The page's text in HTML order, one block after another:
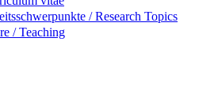
/ Research Topics
/ Teaching